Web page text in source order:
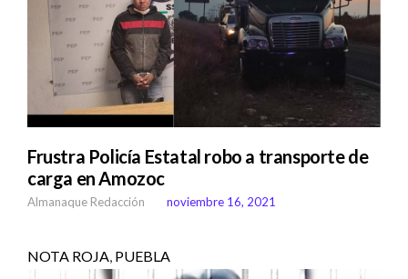
Frustra Policía Estatal robo a transporte de
carga en Amozoc
Almanaque Redacción noviembre 16, 2021
NOTA ROJA, PUEBLA